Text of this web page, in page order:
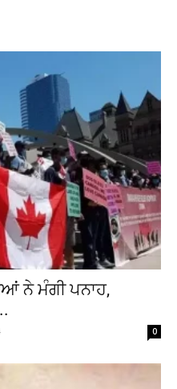
ਨੇ ਮੰਗੀ ਪਨਾਹ,
0